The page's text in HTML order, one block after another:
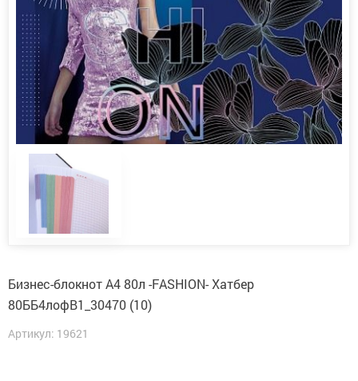
Бизнес-блокнот А4 80л -FASHION- Хатбер
80ББ4лофВ1_30470 (10)
Артикул: 19621